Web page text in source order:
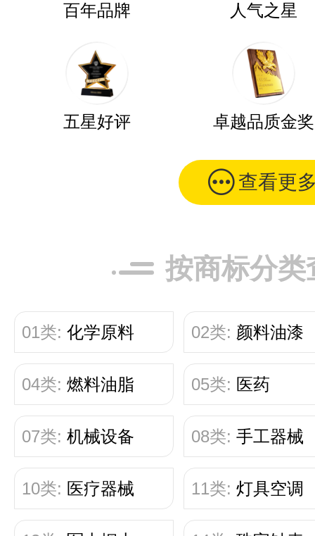
百年品牌 人气之星
五星好评 卓越品质金奖
查看更
按商标分类
01类: 化学原料 02类: 颜料油漆
04类: 燃料油脂 05类: 医药
07类: 机械设备 08类: 手工器械
10类: 医疗器械 11类: 灯具空调